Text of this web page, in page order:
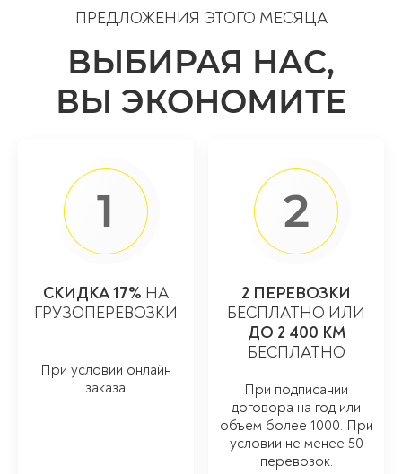
ПРЕДЛОЖЕНИЯ ЭТОГО МЕСЯЦА
ВЫБИРАЯ НАС,
ВЫ ЭКОНОМИТЕ
1
СКИДКА 17% НА
ГРУЗОПЕРЕВОЗКИ
При условии онлайн
заказа
2
2 ПЕРЕВОЗКИ
БЕСПЛАТНО ИЛИ
ДО 2 400 КМ
БЕСПЛАТНО
При подписании
договора на год или
объем более 1000. При
условии не менее 50
перевозок.